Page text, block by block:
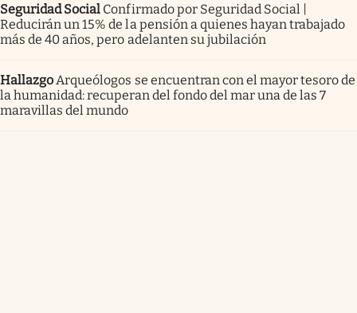
Seguridad Social Confirmado por Seguridad Social |
Reducirán un 15% de la pensión a quienes hayan trabajado
más de 40 años, pero adelanten su jubilación
Hallazgo Arqueólogos se encuentran con el mayor tesoro de
la humanidad: recuperan del fondo del mar una de las 7
maravillas del mundo